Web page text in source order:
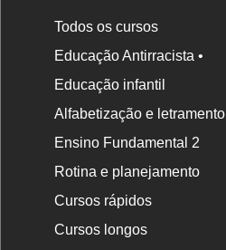
Todos os cursos
Educação Antirracista •
Educação infantil
Alfabetização e letramento
Ensino Fundamental 2
Rotina e planejamento
Cursos rápidos
Cursos longos